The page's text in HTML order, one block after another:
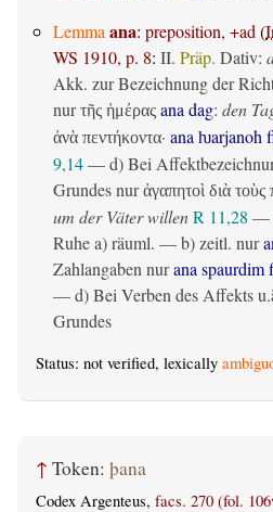
Lemma ana: preposition, +ad (
WS 1910, p. 8: II. Präp. Dativ:
Akk. zur Bezeichnung der
nurτῆς ἡμέρας ana dag: den
ἀνὰ πεντήκοντα· ana ƕarjanoh
9,14— d) Bei
Grundes nurἀγαπητοὶ διὰ τοὺς
um der Väter willenR 11,28 —
Ruhea)räuml. — b)zeitl. nur
Zahlangaben nurana
— d) Bei Verben des Affekts
Grundes
Status: not verified, lexically
↑ Token: þana
Codex Argenteus, facs. 270 (fol.